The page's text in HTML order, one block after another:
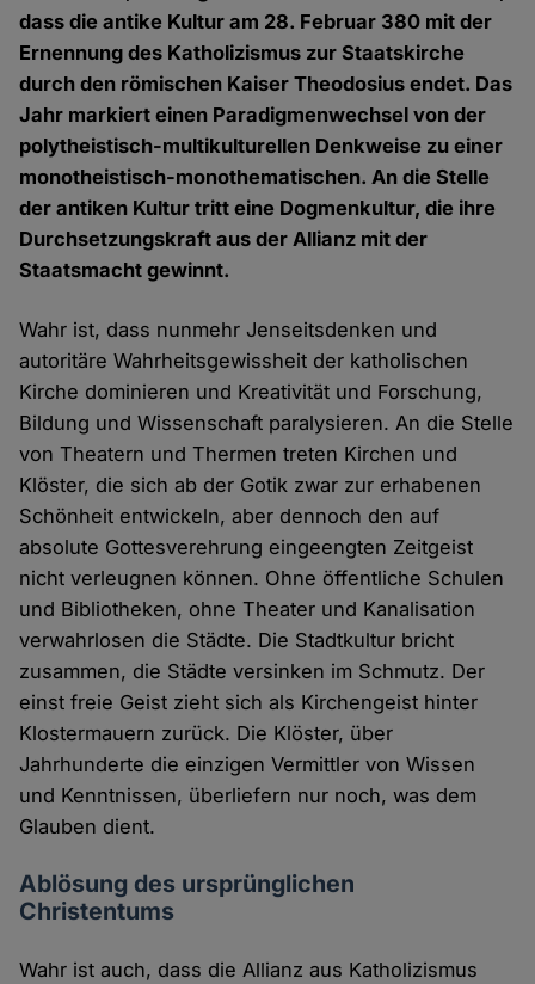
dass die antike Kultur am 28. Februar 380 mit der
Ernennung des Katholizismus zur Staatskirche
durch den römischen Kaiser Theodosius endet. Das
Jahr markiert einen Paradigmenwechsel von der
polytheistisch-multikulturellen Denkweise zu einer
monotheistisch-monothematischen. An die Stelle
der antiken Kultur tritt eine Dogmenkultur, die ihre
Durchsetzungskraft aus der Allianz mit der
Staatsmacht gewinnt.
Wahr ist, dass nunmehr Jenseitsdenken und
autoritäre Wahrheitsgewissheit der katholischen
Kirche dominieren und Kreativität und Forschung,
Bildung und Wissenschaft paralysieren. An die Stelle
von Theatern und Thermen treten Kirchen und
Klöster, die sich ab der Gotik zwar zur erhabenen
Schönheit entwickeln, aber dennoch den auf
absolute Gottesverehrung eingeengten Zeitgeist
nicht verleugnen können. Ohne öffentliche Schulen
und Bibliotheken, ohne Theater und Kanalisation
verwahrlosen die Städte. Die Stadtkultur bricht
zusammen, die Städte versinken im Schmutz. Der
einst freie Geist zieht sich als Kirchengeist hinter
Klostermauern zurück. Die Klöster, über
Jahrhunderte die einzigen Vermittler von Wissen
und Kenntnissen, überliefern nur noch, was dem
Glauben dient.
Ablösung des ursprünglichen
Christentums
Wahr ist auch, dass die Allianz aus Katholizismus